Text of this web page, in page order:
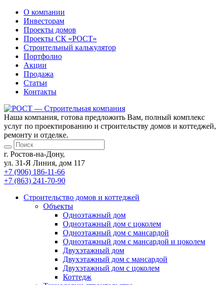
О компании
Инвесторам
Проекты домов
Проекты СК «РОСТ»
Строительный калькулятор
Портфолио
Акции
Продажа
Статьи
Контакты
Наша компания, готова предложить Вам, полный комплекс
услуг по проектированию и строительству домов и коттеджей,
ремонту и отделке.
г. Ростов-на-Дону,
ул. 31-Я Линия, дом 117
+7 (906) 186-11-66
+7 (863) 241-70-90
Cтроительство домов и коттеджей
Объекты
Одноэтажный дом
Одноэтажный дом с цоколем
Одноэтажный дом с мансардой
Одноэтажный дом с мансардой и цоколем
Двухэтажный дом
Двухэтажный дом с мансардой
Двухэтажный дом с цоколем
Коттедж